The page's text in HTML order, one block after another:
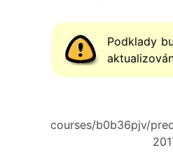
Podklady
courses/b0b36pjv/